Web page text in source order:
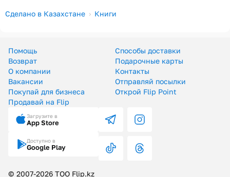
Сделано в Казахстане Книги
Помощь
Способы доставки
Возврат
Подарочные карты
О компании
Контакты
Вакансии
Отправляй посылки
Покупай для бизнеса
Открой Flip Point
Продавай на Flip
Загрузите в
App Store
Доступно в
Google Play
© 2007-2026 ТОО Flip.kz